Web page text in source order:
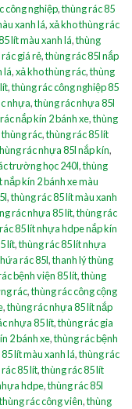
công nghiệp,thùng rác 85
xanh lá,xả kho thùng rác
lít màu xanh lá,thùng
giá rẻ,thùng rác 85l nắp
lá,xả kho thùng rác,thùng
,thùng rác công nghiệp 85
nhựa,thùng rác nhựa 85l
nắp kín 2 bánh xe,thùng
thùng rác,thùng rác 85 lít
rác nhựa 85l nắp kín,
trường học 240l,thùng
kín 2 bánh xe màu
,thùng rác 85 lít màu xanh
rác nhựa 85 lít,thùng rác
85 lít nhựa hdpe nắp kín
lít,thùng rác 85 lít nhựa
rác 85l,thanh lý thùng
bệnh viện 85 lít,thùng
rác,thùng rác công cộng
,thùng rác nhựa 85 lít nắp
nhựa 85 lít,thùng rác gia
2 bánh xe,thùng rác bệnh
lít màu xanh lá,thùng rác
85 lít,thùng rác 85 lít
hdpe,thùng rác 85l
thùng rác công viên,thùng